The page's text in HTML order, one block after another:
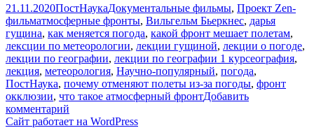
Опубликовано
21.11.2020Автор
ПостНаукаРубрики
Документальные фильмы, Проект Zen-
фильмМетки
атмосферные фронты, Вильгельм Бьеркнес, дарья
гущина, как меняется погода, какой фронт мешает полетам,
лексции по метеорологии, лекции гущиной, лекции о погоде,
лекции по географии, лекции по географии 1 курсеография,
лекция, метеорология, Научно-популярный, погода,
ПостНаука, почему отменяют полеты из-за погоды, фронт
окклюзии, что такое атмосферный фронтДобавить
комментарий
записи
Сайт работает на WordPress